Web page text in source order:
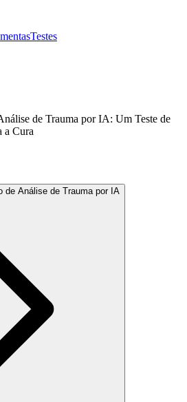
Testes
de Trauma por IA: Um Teste de
a Cura
de Análise de Trauma por IA